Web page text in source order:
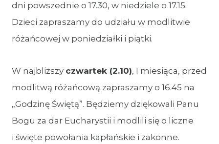
dni powszednie o 17.30, w niedziele o 17.15.
Dzieci zapraszamy do udziału w modlitwie
różańcowej w poniedziałki i piątki.
W najbliższy czwartek (2.10), I miesiąca, przed
modlitwą różańcową zapraszamy o 16.45 na
„Godzinę Świętą”. Będziemy dziękowali Panu
Bogu za dar Eucharystii i modlili się o liczne
i święte powołania kapłańskie i zakonne.